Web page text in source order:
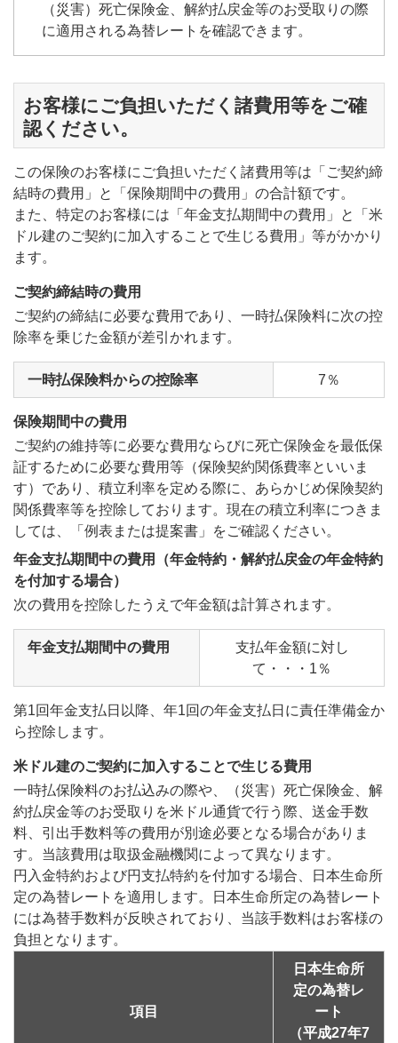
（災害）死亡保険金、解約払戻金等のお受取りの際
に適用される為替レートを確認できます。
お客様にご負担いただく諸費用等をご確
認ください。
この保険のお客様にご負担いただく諸費用等は「ご契約締
結時の費用」と「保険期間中の費用」の合計額です。
また、特定のお客様には「年金支払期間中の費用」と「米
ドル建のご契約に加入することで生じる費用」等がかかり
ます。
ご契約締結時の費用
ご契約の締結に必要な費用であり、一時払保険料に次の控
除率を乗じた金額が差引かれます。
一時払保険料からの控除率 7％
保険期間中の費用
ご契約の維持等に必要な費用ならびに死亡保険金を最低保
証するために必要な費用等（保険契約関係費率といいま
す）であり、積立利率を定める際に、あらかじめ保険契約
関係費率等を控除しております。現在の積立利率につきま
しては、「例表または提案書」をご確認ください。
年金支払期間中の費用（年金特約・解約払戻金の年金特約
を付加する場合）
次の費用を控除したうえで年金額は計算されます。
年金支払期間中の費用
支払年金額に対し
て・・・1％
第1回年金支払日以降、年1回の年金支払日に責任準備金か
ら控除します。
米ドル建のご契約に加入することで生じる費用
一時払保険料のお払込みの際や、（災害）死亡保険金、解
約払戻金等のお受取りを米ドル通貨で行う際、送金手数
料、引出手数料等の費用が別途必要となる場合がありま
す。当該費用は取扱金融機関によって異なります。
円入金特約および円支払特約を付加する場合、日本生命所
定の為替レートを適用します。日本生命所定の為替レート
には為替手数料が反映されており、当該手数料はお客様の
負担となります。
項目
日本生命所
定の為替レ
ート
（平成27年7